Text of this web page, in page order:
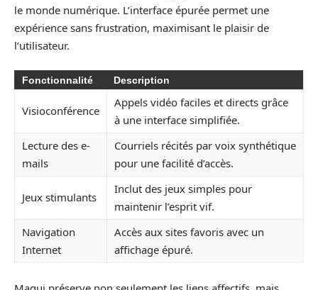
le monde numérique. L’interface épurée permet une
expérience sans frustration, maximisant le plaisir de
l’utilisateur.
Fonctionnalité Description
Visioconférence
Appels vidéo faciles et directs grâce
à une interface simplifiée.
Lecture des e-
mails
Courriels récités par voix synthétique
pour une facilité d’accès.
Jeux stimulants
Inclut des jeux simples pour
maintenir l’esprit vif.
Navigation
Internet
Accès aux sites favoris avec un
affichage épuré.